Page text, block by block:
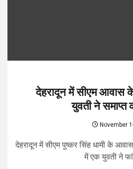
देहरादून में सीएम आवास
युवती ने समाप्त
November
देहरादून में सीएम पुष्कर सिंह धामी के आवास
में एक युवती ने